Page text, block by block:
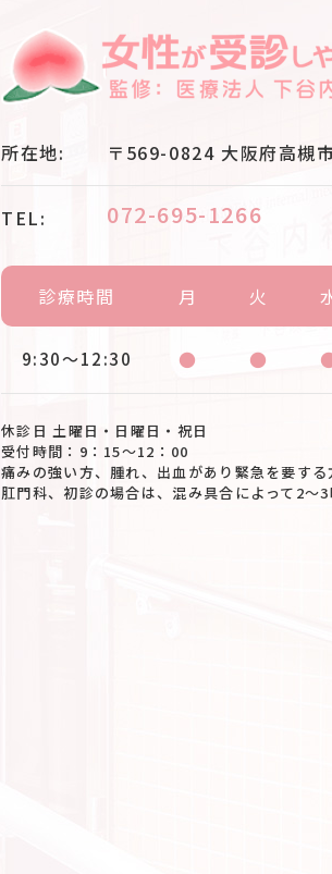
所在地: 〒569-0824 大阪府高槻
TEL: 072-695-1266
診療時間 月 火
9:30～12:30 ● ●
休診日 土曜日・日曜日・祝日
受付時間：9：15〜12：00
痛みの強い方、腫れ、出血があり緊急を要する
肛門科、初診の場合は、混み具合によって2～